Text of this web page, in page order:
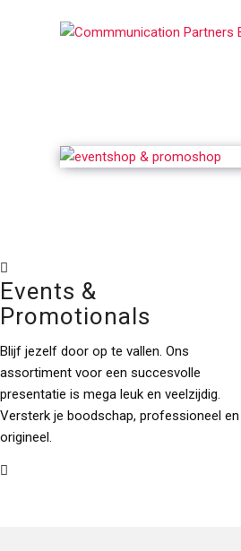
Events &
Promotionals
Blijf jezelf door op te vallen. Ons
assortiment voor een succesvolle
presentatie is mega leuk en veelzijdig.
Versterk je boodschap, professioneel en
origineel.